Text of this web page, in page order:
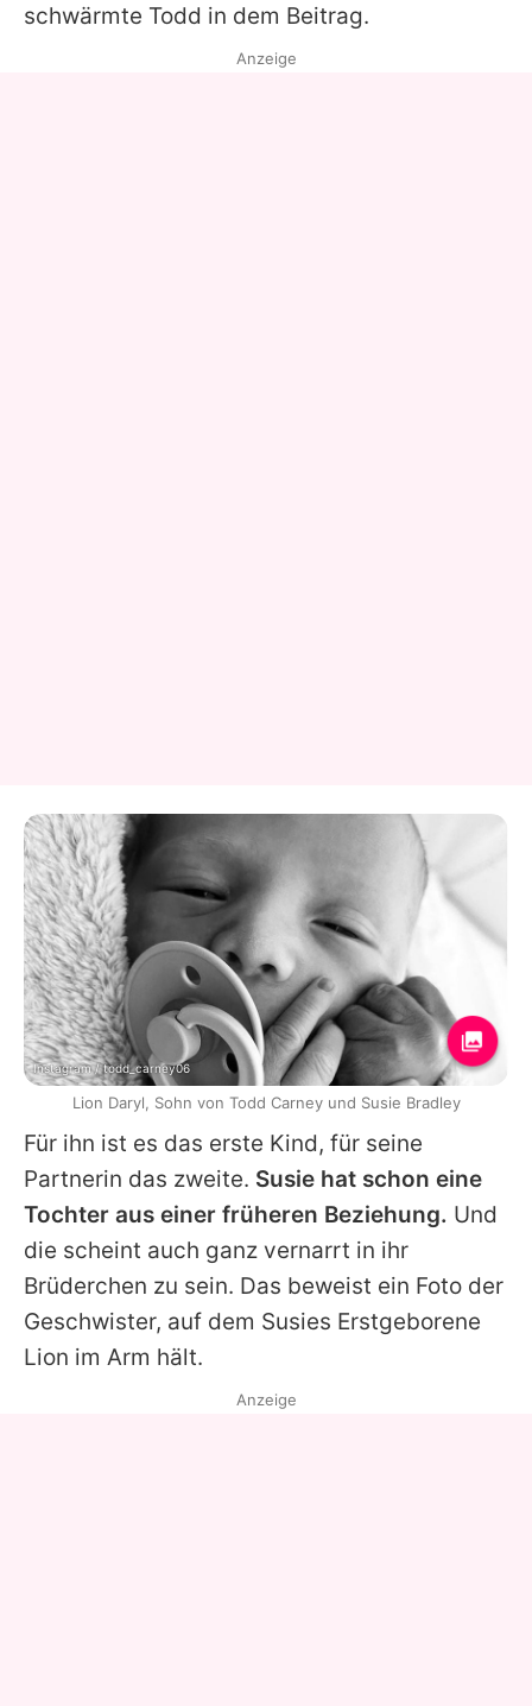
schwärmte Todd in dem Beitrag.
Für ihn ist es das erste Kind, für seine
Partnerin das zweite. Susie hat schon eine
Tochter aus einer früheren Beziehung. Und
die scheint auch ganz vernarrt in ihr
Brüderchen zu sein. Das beweist ein Foto der
Geschwister, auf dem Susies Erstgeborene
Lion im Arm hält.
Anzeige
Instagram / todd_carney06
Lion Daryl, Sohn von Todd Carney und Susie Bradley
Anzeige